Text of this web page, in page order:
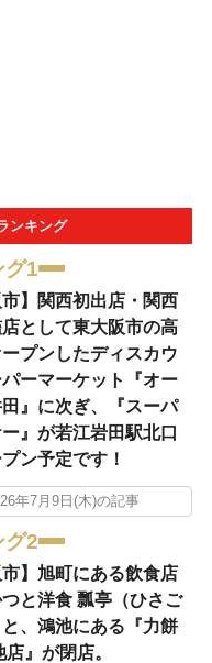
ンキング
グ1
市】関西初出店・関西
として東大阪市の高
プンしたディスカウ
ーマーケット『オー
』に次ぎ、『スーパ
』が若江岩田駅北口
ン予定です！
年7月9日(木)の記事
グ2
市】旭町にある飲食店
つと洋食 瓢亭（ひさご
、鴻池にある『力餅
』が閉店。